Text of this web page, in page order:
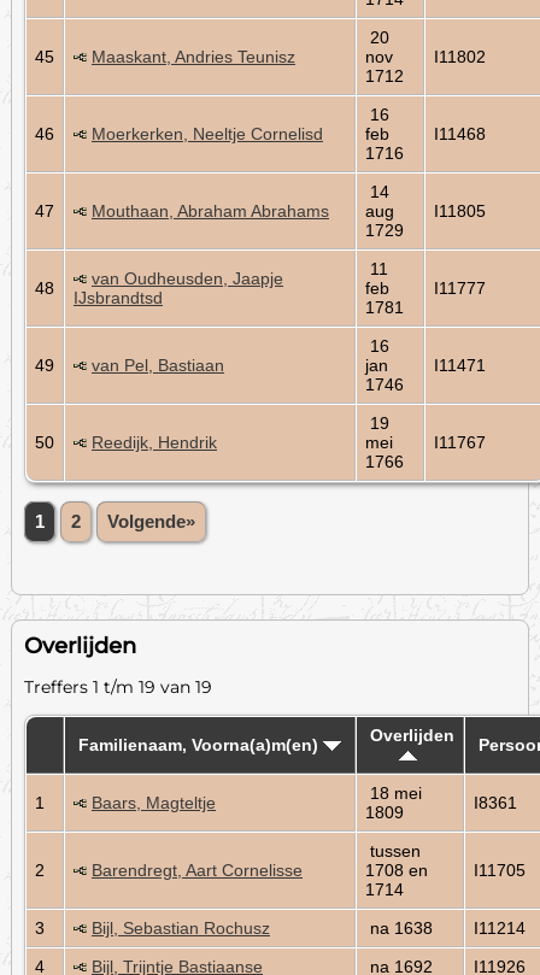
45 Maaskant, Andries Teunisz
20
nov
1712
I11802
46 Moerkerken, Neeltje Cornelisd
16
feb
1716
I11468
47 Mouthaan, Abraham Abrahams
14
aug
1729
I11805
48
van Oudheusden, Jaapje
IJsbrandtsd
11
feb
1781
I11777
49 van Pel, Bastiaan
16
jan
1746
I11471
50 Reedijk, Hendrik
19
mei
1766
I11767
1 2 Volgende»
Overlijden
Treffers 1 t/m 19 van 19
Familienaam, Voorna(a)m(en) Overlijden
1 Baars, Magteltje
18 mei
1809
I8361
2 Barendregt, Aart Cornelisse
tussen
1708 en
1714
I11705
3 Bijl, Sebastian Rochusz na 1638
I11214
4
Bijl, Trijntje Bastiaanse na 1692 I11926